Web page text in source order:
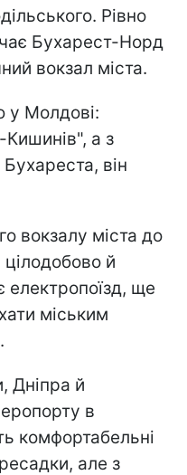
Рівно
Бухарест-Норд
вокзал міста.
у Молдові:
Кишинів", а з
він
вокзалу міста до
й
електропоїзд, ще
міським
Дніпра й
в
комфортабельні
але з